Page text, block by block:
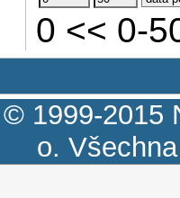
0 << 0-
© 1999-2015
o.